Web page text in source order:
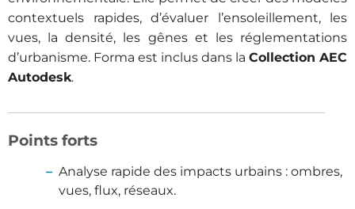
contextuels rapides, d’évaluer l’ensoleillement, les
vues, la densité, les gênes et les réglementations
d’urbanisme. Forma est inclus dans la Collection AEC
Autodesk.
Points forts
Analyse rapide des impacts urbains : ombres,
vues, flux, réseaux.